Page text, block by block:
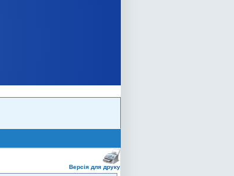
Версія для друку